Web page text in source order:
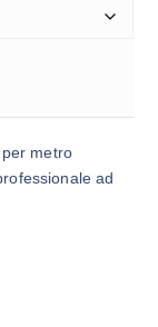
metro
ad